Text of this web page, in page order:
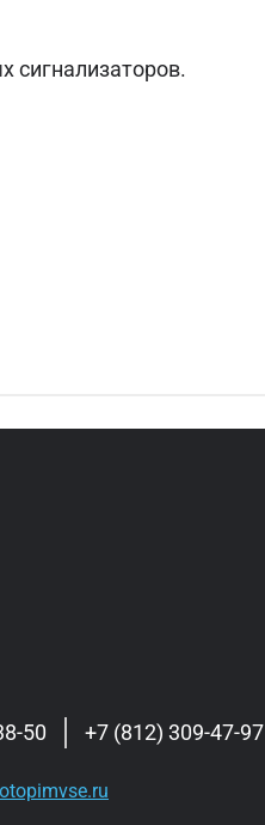
сигнализаторов.
50 +7 (812) 309-47-97